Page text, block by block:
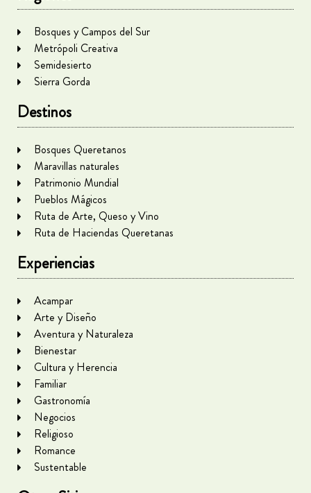
Bosques y Campos del Sur
Metrópoli Creativa
Semidesierto
Sierra Gorda
Destinos
Bosques Queretanos
Maravillas naturales
Patrimonio Mundial
Pueblos Mágicos
Ruta de Arte, Queso y Vino
Ruta de Haciendas Queretanas
Experiencias
Acampar
Arte y Diseño
Aventura y Naturaleza
Bienestar
Cultura y Herencia
Familiar
Gastronomía
Negocios
Religioso
Romance
Sustentable